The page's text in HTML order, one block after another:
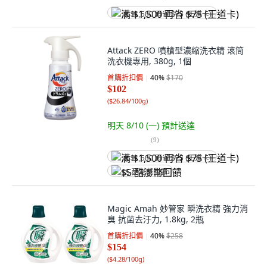
满 $1,500 再省 $75 (王道卡)
Attack ZERO 噴槍型濃縮洗衣精 滾筒
洗衣機專用, 380g, 1個
首購折扣價 40%$170
$102
($26.84/100g)
明天 8/10 (一) 預計送達
(9)
满 $1,500 再省 $75 (王道卡)
$5 酷澎幣回饋
Magic Amah 妙管家 瞬洗衣精 強力消
臭 抗菌去汙力, 1.8kg, 2瓶
首購折扣價 40%$258
$154
($4.28/100g)